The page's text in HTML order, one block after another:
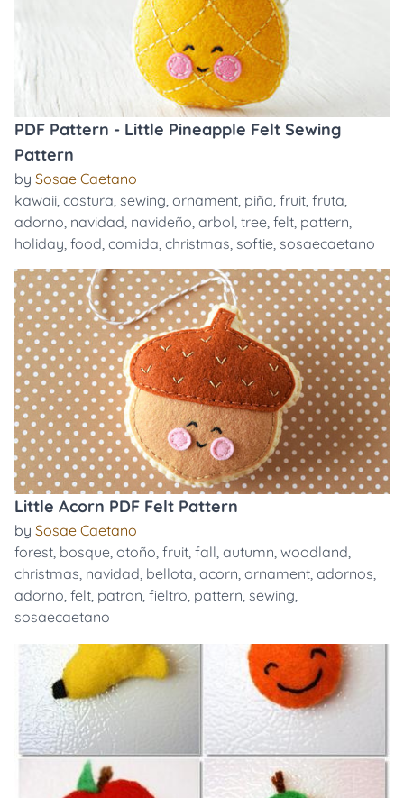
PDF Pattern - Little Pineapple Felt Sewing
Pattern
by Sosae Caetano
kawaii, costura, sewing, ornament, piña, fruit, fruta,
adorno, navidad, navideño, arbol, tree, felt, pattern,
holiday, food, comida, christmas, softie, sosaecaetano
Little Acorn PDF Felt Pattern
by Sosae Caetano
forest, bosque, otoño, fruit, fall, autumn, woodland,
christmas, navidad, bellota, acorn, ornament, adornos,
adorno, felt, patron, fieltro, pattern, sewing,
sosaecaetano